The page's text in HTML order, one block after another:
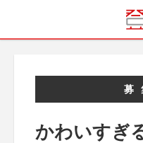
募
かわいすぎ